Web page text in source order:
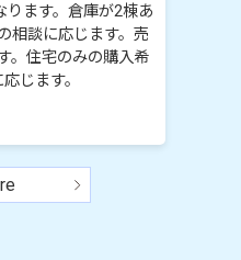
ります。倉庫が2棟あ
相談に応じます。売
。住宅のみの購入希
じます。